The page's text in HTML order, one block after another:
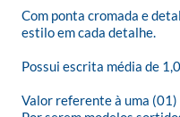
Com ponta cromada e
estilo em cada detalhe.
Possui escrita média de
Valor referente à uma (01)